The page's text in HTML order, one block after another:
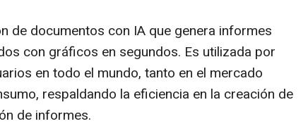
de documentos con IA que genera informes
con gráficos en segundos. Es utilizada por
en todo el mundo, tanto en el mercado
respaldando la eficiencia en la creación de
de informes.